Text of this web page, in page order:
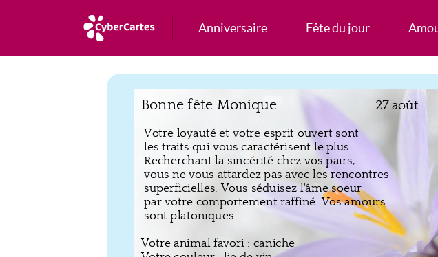
Anniversaire Fête du jour